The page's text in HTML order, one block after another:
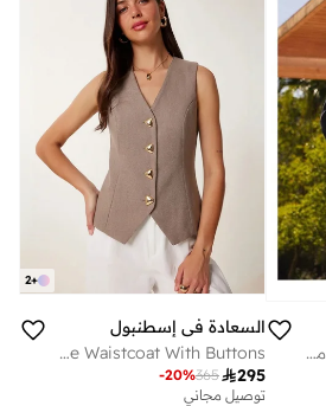
سترة قصيرة سوداء بقصّة مستقيمة وأكمام طويلة مصنوعة من الكتـن 100٪.
+
2
السعادة في إسطنبول
ISTANBUL Fitted Crepe Waistcoat With Buttons
295
365
-20%
توصيل مجاني